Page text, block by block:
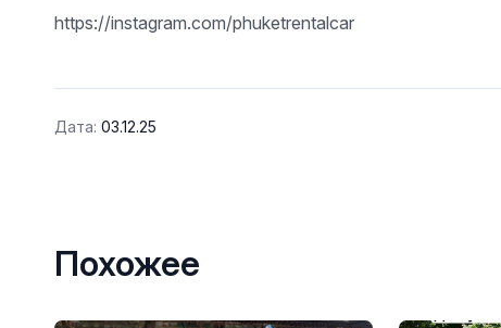
https://instagram.com/phuketrentalcar
Дата: 03.12.25
Похожее